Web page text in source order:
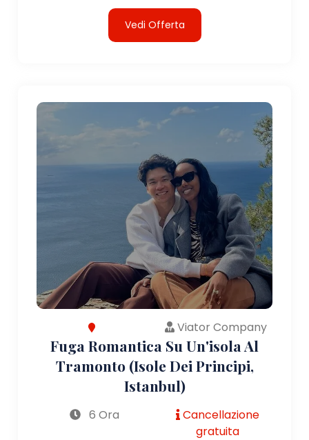
Vedi Offerta
Viator Company
Fuga Romantica Su Un'isola Al
Tramonto (Isole Dei Principi,
Istanbul)
6 Ora
Cancellazione
gratuita